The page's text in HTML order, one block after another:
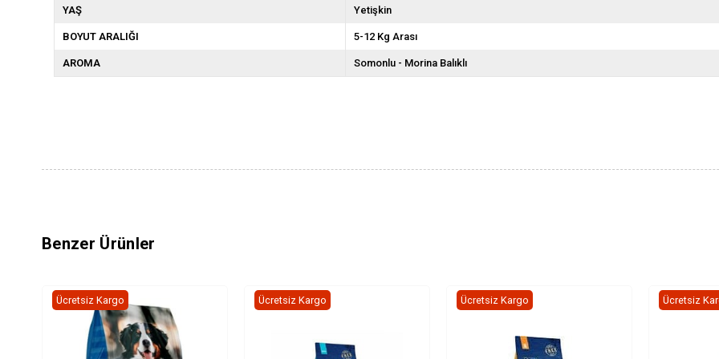
YAŞ Yetişkin
BOYUT ARALIĞI 5-12 Kg Arası
AROMA Somonlu - Morina Balıklı
Benzer Ürünler
Ücretsiz Kargo Ücretsiz Kargo Ücretsiz Kargo Ücretsiz